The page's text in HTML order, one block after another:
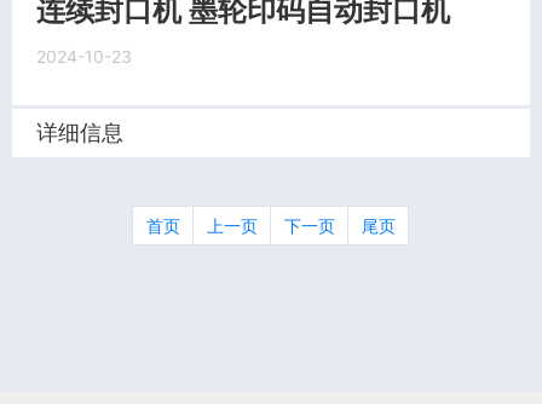
连续封口机 墨轮印码自动封口机
2024-10-23
详细信息
首页 上一页 下一页 尾页